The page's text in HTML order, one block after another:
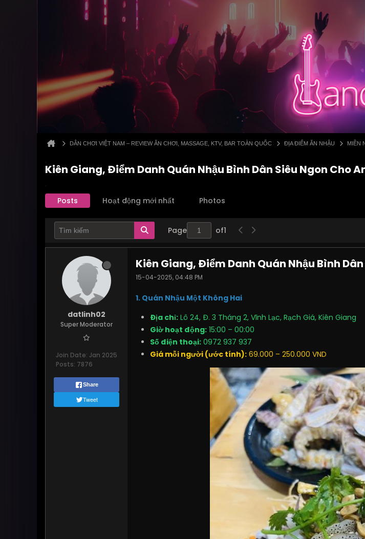
DÂN CHƠI VIỆT NAM – REVIEW ĂN CHƠI, MASSAGE, KTV, BAR TOÀN QUỐC ĐỊA ĐIỂM ĂN NHẬU MIỀN
Kiên Giang, Điểm Danh Quán Nhậu Bình Dân Siêu Ngon Cho
Posts Hoạt động mới nhất Photos
Page of1
datlinh02
Super Moderator
Join Date: Jan 2025
Posts: 7876
Share
Tweet
Kiên Giang, Điểm Danh Quán Nhậu Bình
15-04-2025, 04:48 PM
1. Quán Nhậu Một Không Hai
Địa chỉ: Lô 24, Đ. 3 Tháng 2, Vĩnh Lạc, Rạch Giá, Kiên Giang
Giờ hoạt động: 15:00 – 00:00
Số điện thoại: 0972 937 937
Giá mỗi người (ước tính): 69.000 – 250.000 VND